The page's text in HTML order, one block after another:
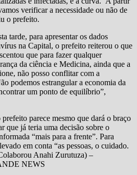
verificar a necessidade ou não de
o prefeito.
tarde, para apresentar os dados
na Capital, o prefeito reiterou o que
que para fazer qualquer
da ciência e Medicina, ainda que a
não posso conflitar com a
podemos estrangular a economia da
um ponto de equilíbrio”,
parece mesmo que dará o braço
que já teria uma decisão sobre o
“mais para a frente”. Para
em conta “as pessoas, o cuidado.
Anahi Zurutuza) –
NEWS